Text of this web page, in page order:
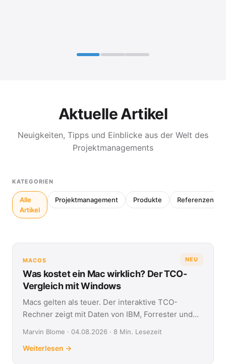
Aktuelle Artikel
Neuigkeiten, Tipps und Einblicke aus der Welt des
Projektmanagements
KATEGORIEN
Alle
Artikel
Projektmanagement Produkte Referenzen
NEU
MACOS
Was kostet ein Mac wirklich? Der TCO-
Vergleich mit Windows
Macs gelten als teuer. Der interaktive TCO-
Rechner zeigt mit Daten von IBM, Forrester und
Marvin Blome · 04.08.2026 · 8 Min. Lesezeit
Weiterlesen →